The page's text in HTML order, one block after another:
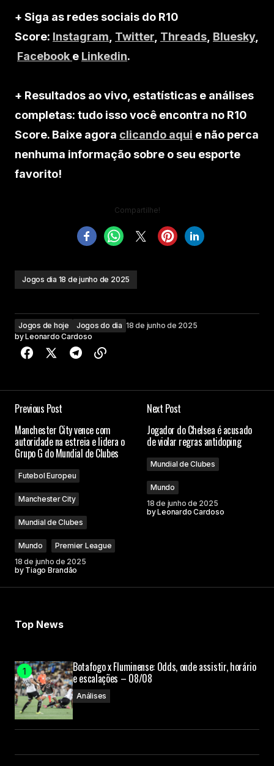
+ Siga as redes sociais do R10
Score: Instagram Twitter Threads Bluesky,
Facebook e Linkedin.
+ Resultados ao vivo, estatísticas e análises
completas: tudo isso você encontra no R10
Score. Baixe agora clicando aqui e não perca
nenhuma informação sobre o seu esporte
favorito!
Compartilhe!
Jogos dia 18 de junho de 2025
Jogos de hoje Jogos do dia 18 de junho de 2025
byLeonardo Cardoso
Previous Post
Manchester City vence com
autoridade na estreia e lidera o
Grupo G do Mundial de Clubes
Futebol Europeu
Manchester City
Mundial de Clubes
Mundo
Premier League
18 de junho de 2025
by Tiago Brandão
Next Post
Jogador do Chelsea é acusado
de violar regras antidoping
Mundial de Clubes
Mundo
18 de junho de 2025
byLeonardo Cardoso
Top News
Botafogo x Fluminense: Odds, onde assistir, horário
e escalações – 08/08
Análises